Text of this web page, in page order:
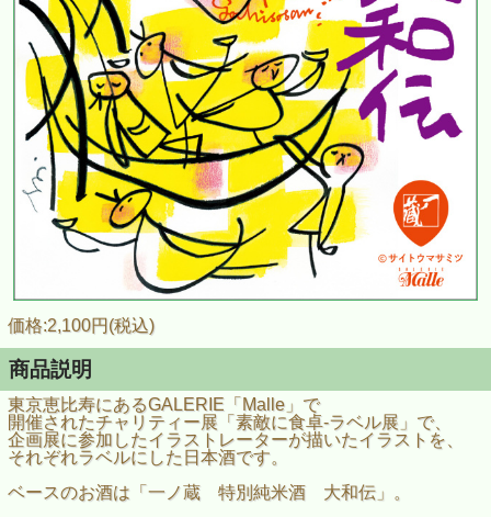
価格:2,100円(税込)
商品説明
東京恵比寿にあるGALERIE「Malle」で
開催されたチャリティー展「素敵に食卓‐ラベル展」で、
企画展に参加したイラストレーターが描いたイラストを、
それぞれラベルにした日本酒です。
ベースのお酒は「一ノ蔵 特別純米酒 大和伝」。